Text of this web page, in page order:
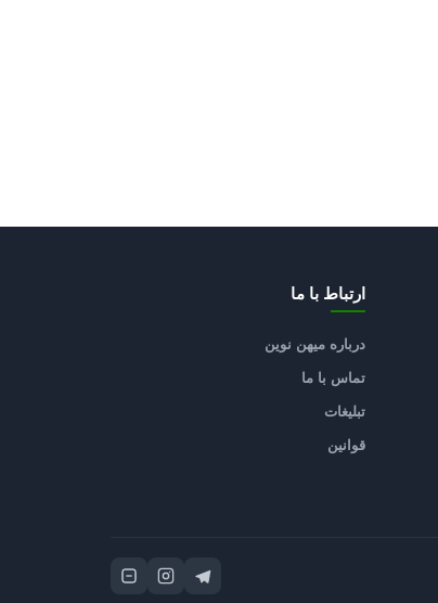
ارتباط با ما
درباره میهن نوین
تماس با ما
تبلیغات
قوانین